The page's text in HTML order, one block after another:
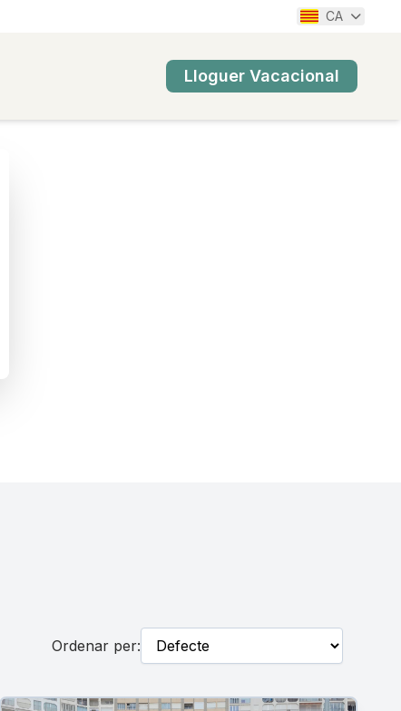
CA
Lloguer Vacacional
Ordenar per: